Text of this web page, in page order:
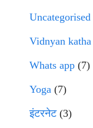
Uncategorised
Vidnyan katha
Whats app (7)
Yoga (7)
इंटरनेट(3)